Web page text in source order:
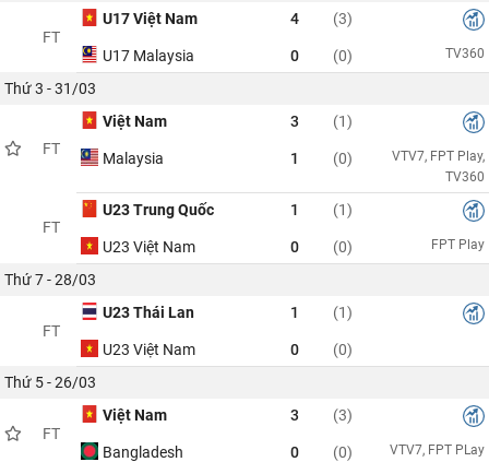
FT
U17 Việt Nam 4 (3)
U17 Malaysia 0 (0) TV360
Thứ 3 - 31/03
FT
Việt Nam 3 (1)
Malaysia 1 (0)
VTV7, FPT Play,
TV360
FT
U23 Trung Quốc 1 (1)
U23 Việt Nam 0 (0) FPT Play
Thứ 7 - 28/03
FT
U23 Thái Lan 1 (1)
U23 Việt Nam 0
(0)
Thứ 5 - 26/03
FT
Việt Nam 3 (3)
Bangladesh 0 (0) VTV7, FPT PLay